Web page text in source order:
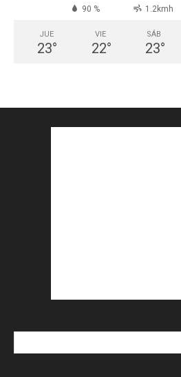
90 % 1.2kmh
JUE
23°
VIE
22°
SÁB
23°